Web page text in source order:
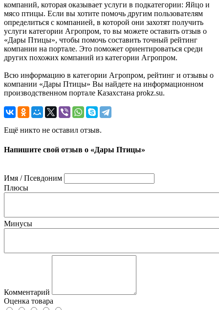
компаний, которая оказывает услуги в подкатегории: Яйцо и
мясо птицы. Если вы хотите помочь другим пользователям
определиться с компанией, в которой они захотят получить
услуги категории Агропром, то вы можете оставить отзыв о
«Дары Птицы», чтобы помочь составить точный рейтинг
компании на портале. Это поможет ориентироваться среди
других похожих компаний из категории Агропром.
Всю информацию в категории Агропром, рейтинг и отзывы о
компании «Дары Птицы» Вы найдете на информационном
производственном портале Казахстана prokz.su.
Ещё никто не оставил отзыв.
Напишите свой отзыв о «Дары Птицы»
Имя / Псевдоним
Плюсы
Минусы
Комментарий
Оценка товара